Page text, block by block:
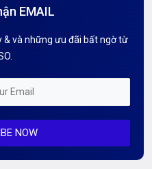
EMAIL
& và những ưu đãi bất ngờ từ
NOW